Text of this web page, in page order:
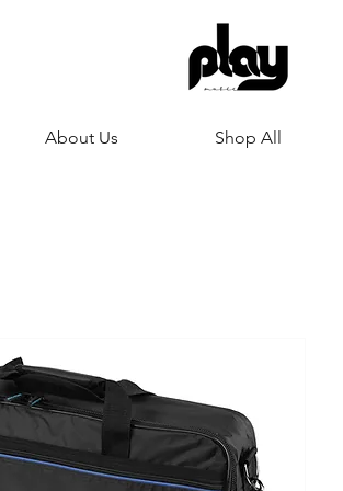
About Us Shop All